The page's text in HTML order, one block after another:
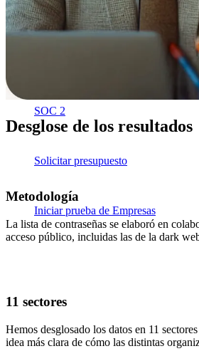
Cumplimiento
NIS2
SOC 2
Solicitar presupuesto
Iniciar prueba de Empresas
Desglose de los resultados
Metodología
La lista de contraseñas se elaboró en
acceso público, incluidas las de la dark
11 sectores
Hemos desglosado los datos en 11
idea más clara de cómo las distintas